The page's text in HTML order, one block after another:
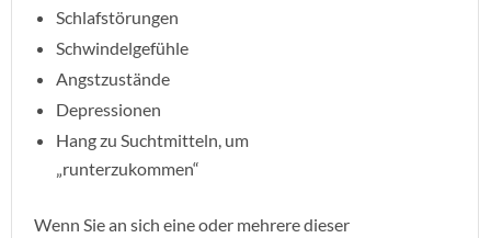
Schlafstörungen
Schwindelgefühle
Angstzustände
Depressionen
Hang zu Suchtmitteln, um
„runterzukommen“
Wenn Sie an sich eine oder mehrere dieser